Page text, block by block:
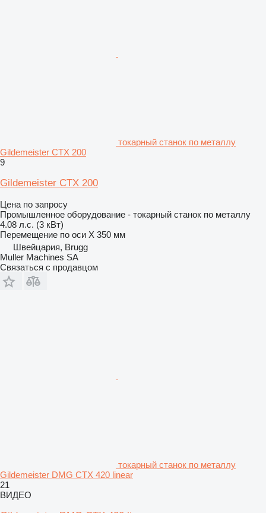
токарный станок по металлу
Gildemeister CTX 200
9
Gildemeister CTX 200
Цена по запросу
Промышленное оборудование - токарный станок по металлу
4.08 л.с. (3 кВт)
Перемещение по оси X 350 мм
Швейцария, Brugg
Muller Machines SA
Связаться с продавцом
токарный станок по металлу
Gildemeister DMG CTX 420 linear
21
ВИДЕО